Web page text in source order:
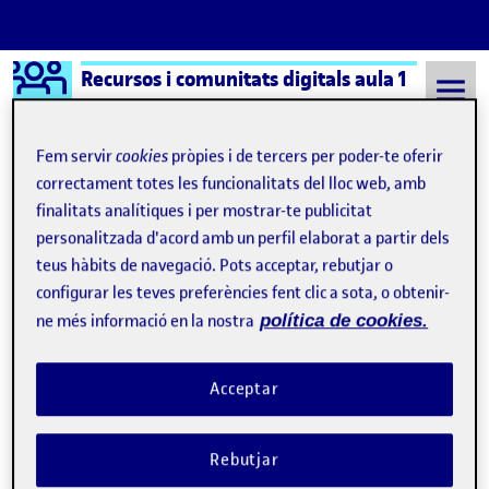
Saltar al contingut
Logo Ágora
Recursos i comunitats digitals aula 1
Semestre 20212 - Aula 1 14 Juny, 2022
14 Juny, 2022
Valoración final
Publicat per
Gloria Franco León
Data de publicació
-comentariel Valoración final
Nos acercamos al final del semestre y es de gran ayuda hacer una
valoración final tanto de los contenidos de la asignatura, como
de las metodologías aplicadas y nuestra implicación durante el
curso. Empezamos analizando los contenidos de la asignatura.
Fem servircookies pròpies i de tercers per poder-te oferir
correctament totes les funcionalitats del lloc web, amb
finalitats analítiques i per mostrar-te publicitat
personalitzada d'acord amb un perfil elaborat a partir dels
teus hàbits de navegació. Pots acceptar, rebutjar o
configurar les teves preferències fent clic a sota, o obtenir-
ne més informació en la nostra política de cookies.
Rebutjar
Acceptar